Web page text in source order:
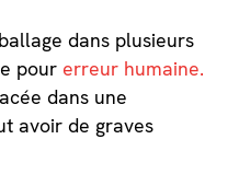
dans plusieurs
pour erreur humaine.
dans une
avoir de graves